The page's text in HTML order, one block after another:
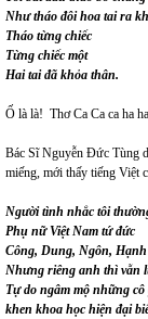
Như tháo đôi hoa tai ra
Tháo từng chiếc
Từng chiếc một
Hai tai đã khỏa thân.
Ố là là! Thơ Ca Ca ca ha
Bác Sĩ Nguyễn Đức Tùng
miếng, mới thấy tiếng Việt
Người tình nhắc tôi
Phụ nữ Việt Nam tứ đức
Công, Dung, Ngôn, Hạnh
Nhưng riêng anh thì vẫn
Tự do ngâm mộ những
khen khoa học hiện đại